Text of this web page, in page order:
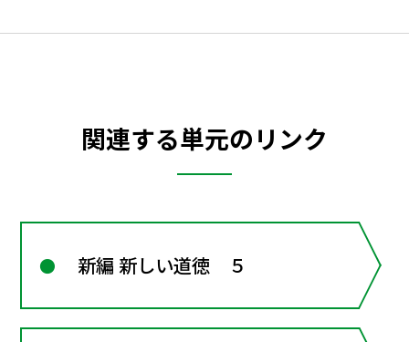
関連する単元のリンク
新編 新しい道徳 ５